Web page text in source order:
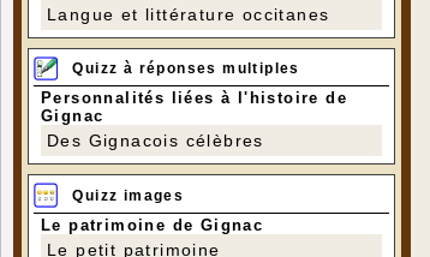
Langue et littérature occitanes
Quizz à réponses multiples
Personnalités liées à l'histoire de
Gignac
Des Gignacois célèbres
Quizz images
Le patrimoine de Gignac
Le petit patrimoine